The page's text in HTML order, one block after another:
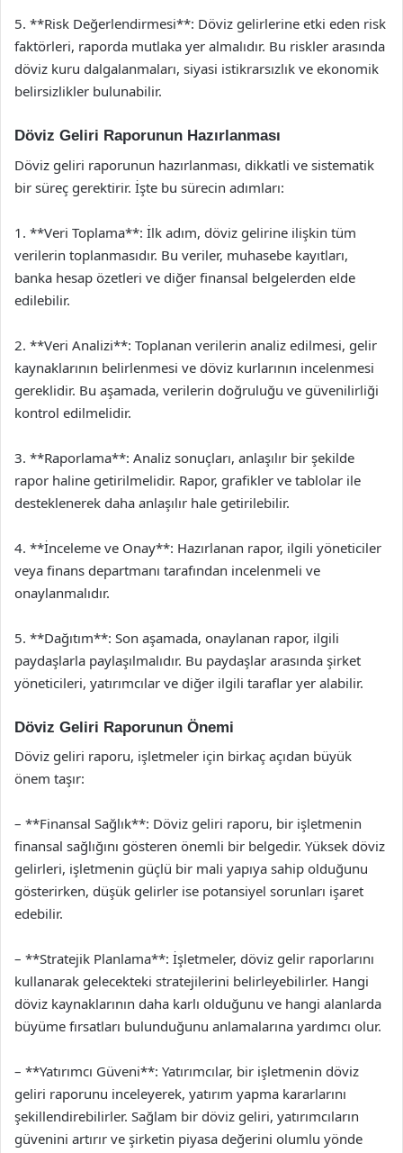
5. **Risk Değerlendirmesi**: Döviz gelirlerine etki eden risk
faktörleri, raporda mutlaka yer almalıdır. Bu riskler arasında
döviz kuru dalgalanmaları, siyasi istikrarsızlık ve ekonomik
belirsizlikler bulunabilir.
Döviz Geliri Raporunun Hazırlanması
Döviz geliri raporunun hazırlanması, dikkatli ve sistematik
bir süreç gerektirir. İşte bu sürecin adımları:
1. **Veri Toplama**: İlk adım, döviz gelirine ilişkin tüm
verilerin toplanmasıdır. Bu veriler, muhasebe kayıtları,
banka hesap özetleri ve diğer finansal belgelerden elde
edilebilir.
2. **Veri Analizi**: Toplanan verilerin analiz edilmesi, gelir
kaynaklarının belirlenmesi ve döviz kurlarının incelenmesi
gereklidir. Bu aşamada, verilerin doğruluğu ve güvenilirliği
kontrol edilmelidir.
3. **Raporlama**: Analiz sonuçları, anlaşılır bir şekilde
rapor haline getirilmelidir. Rapor, grafikler ve tablolar ile
desteklenerek daha anlaşılır hale getirilebilir.
4. **İnceleme ve Onay**: Hazırlanan rapor, ilgili yöneticiler
veya finans departmanı tarafından incelenmeli ve
onaylanmalıdır.
5. **Dağıtım**: Son aşamada, onaylanan rapor, ilgili
paydaşlarla paylaşılmalıdır. Bu paydaşlar arasında şirket
yöneticileri, yatırımcılar ve diğer ilgili taraflar yer alabilir.
Döviz Geliri Raporunun Önemi
Döviz geliri raporu, işletmeler için birkaç açıdan büyük
önem taşır:
– **Finansal Sağlık**: Döviz geliri raporu, bir işletmenin
finansal sağlığını gösteren önemli bir belgedir. Yüksek döviz
gelirleri, işletmenin güçlü bir mali yapıya sahip olduğunu
gösterirken, düşük gelirler ise potansiyel sorunları işaret
edebilir.
– **Stratejik Planlama**: İşletmeler, döviz gelir raporlarını
kullanarak gelecekteki stratejilerini belirleyebilirler. Hangi
döviz kaynaklarının daha karlı olduğunu ve hangi alanlarda
büyüme fırsatları bulunduğunu anlamalarına yardımcı olur.
– **Yatırımcı Güveni**: Yatırımcılar, bir işletmenin döviz
geliri raporunu inceleyerek, yatırım yapma kararlarını
şekillendirebilirler. Sağlam bir döviz geliri, yatırımcıların
güvenini artırır ve şirketin piyasa değerini olumlu yönde